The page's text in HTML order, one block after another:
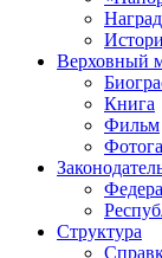
Верховный
Книга
Фильм
Структура